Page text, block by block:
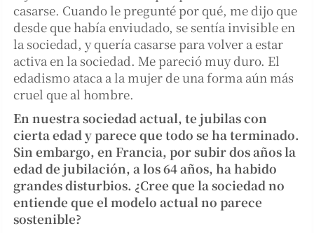
casarse. Cuando le pregunté por qué, me dijo que
desde que había enviudado, se sentía invisible en
la sociedad, y quería casarse para volver a estar
activa en la sociedad. Me pareció muy duro. El
edadismo ataca a la mujer de una forma aún más
cruel que al hombre.
En nuestra sociedad actual, te jubilas con
cierta edad y parece que todo se ha terminado.
Sin embargo, en Francia, por subir dos años la
edad de jubilación, a los 64 años, ha habido
grandes disturbios. ¿Cree que la sociedad no
entiende que el modelo actual no parece
sostenible?